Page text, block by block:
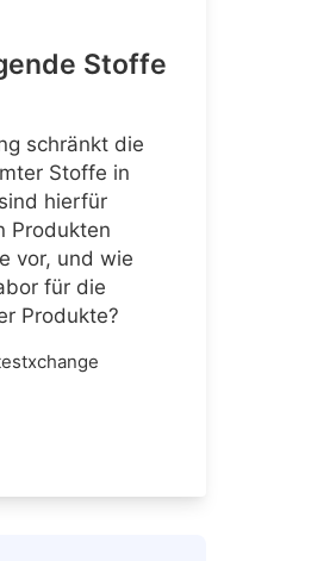
Stoffe
schränkt die
Stoffe in
hierfür
Produkten
vor, und wie
für die
Produkte?